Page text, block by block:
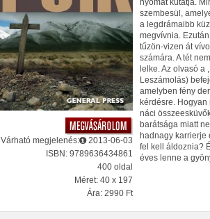
Várható megjelenés:
2013-06-03
ISBN: 9789636434861
400 oldal
Méret: 40 x 197
Ára: 2990 Ft
nyomát kutatja.
szembesül,
a legdrámaibb
megvívnia.
tűzön-vizen át
számára. A tét
lelke. Az olvasó a
Leszámolás)
amelyben fény
kérdésre.
náci
barátsága miatt
hadnagy karrierje
fel kell áldoznia?
éves lenne a